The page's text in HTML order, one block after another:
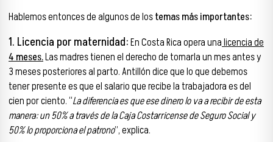
Hablemos entonces de algunos de lostemas más importantes:
1. Licencia por maternidad:En Costa Rica opera unalicencia de
4 meses.Las madres tienen el derecho de tomarla un mes antes y
3 meses posteriores al parto. Antillón dice que lo que debemos
tener presente es que el salario que recibe la trabajadora es del
cien por ciento. “La diferencia es que ese dinero lo va a recibir de esta
manera: un 50% a través de la Caja Costarricense de Seguro Social y
50% lo proporciona el patrono”, explica.